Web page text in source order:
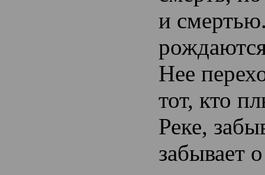
и
Нее
тот, кто
Реке,
забывает